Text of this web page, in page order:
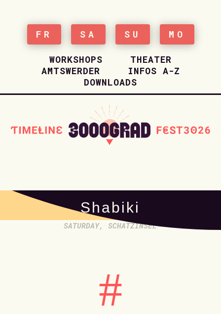
FR SA SU MO
WORKSHOPS
THEATER
AMTSWERDER
INFOS A-Z
DOWNLOADS
Shabiki
SATURDAY,SCHATZINSEL
#